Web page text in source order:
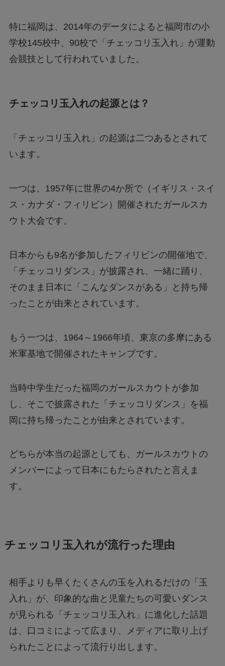
特に福岡は、2014年のデータによると福岡市の小
学校145校中、90校で「チェッコリ玉入れ」が運動
会競技として行われていました。
チェッコリ玉入れの起源とは？
「チェッコリ玉入れ」の起源は二つあるとされて
います。
一つは、1957年に世界の4か所で（イギリス・スイ
ス・カナダ・フィリピン）開催されたガールスカ
ウト大会です。
日本からも9名が参加したフィリピンの開催地で、
「チェッコリダンス」が披露され、一緒に踊り、
そのまま日本に「こんなダンスがある」と持ち帰
ったことが由来とされています。
もう一つは、1964～1966年頃、東京の多摩にある
米軍基地で開催されたキャンプです。
当時中学生だった福岡のガールスカウトが参加
し、そこで披露された「チェッコリダンス」を福
岡に持ち帰ったことが由来とされています。
どちらが本当の起源としても、ガールスカウトの
メンバーによって日本にもたらされたと言えま
す。
チェッコリ玉入れが流行った理由
相手よりも早くたくさんの玉を入れるだけの「玉
入れ」が、印象的な曲と児童たちの可愛いダンス
が見られる「チェッコリ玉入れ」に進化した話題
は、口コミによって広まり、メディアに取り上げ
られたことによって流行り出します。